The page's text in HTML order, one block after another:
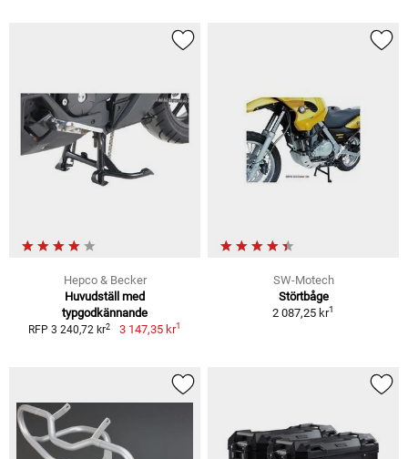
Hepco & Becker
Huvudställ med
typgodkännande
RFP 3 240,72 kr2 3 147,35 kr1
SW-Motech
Störtbåge
2 087,25 kr1